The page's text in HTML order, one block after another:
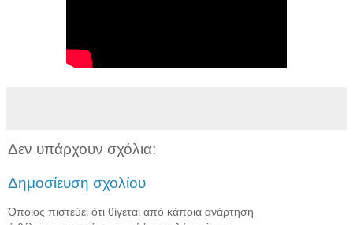
Δεν υπάρχουν σχόλια:
Δημοσίευση σχολίου
Όποιος πιστεύει ότι θίγεται από κάποια ανάρτηση